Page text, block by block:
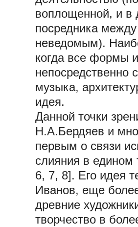
воплощенной, и в
посредника
неведомым).
когда все формы
непосредственно
музыка,
идея.
Данной точки
Н.А.Бердяев и
первым о связи
слияния в едином
6, 7, 8]. Его идея
Иванов, еще
древние
творчество в